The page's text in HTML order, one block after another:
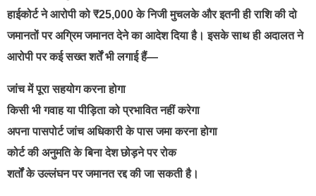
हाईकोर्ट ने आरोपी को ₹25,000 के निजी मुचलके और इतनी ही राशि की दो
जमानतों पर अग्रिम जमानत देने का आदेश दिया है। इसके साथ ही अदालत ने
आरोपी पर कई सख्त शर्तें भी लगाई हैं—
जांच में पूरा सहयोग करना होगा
किसी भी गवाह या पीड़िता को प्रभावित नहीं करेगा
अपना पासपोर्ट जांच अधिकारी के पास जमा करना होगा
कोर्ट की अनुमति के बिना देश छोड़ने पर रोक
शर्तों के उल्लंघन पर जमानत रद्द की जा सकती है।